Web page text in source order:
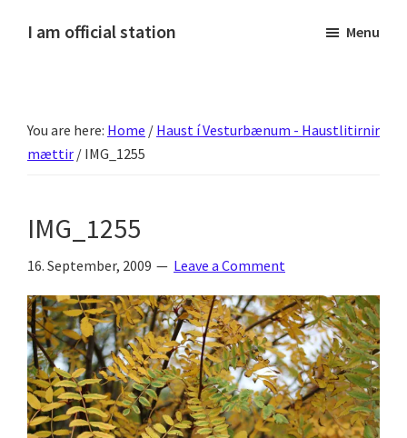
I am official station
fréttir
af
annað
skemmtilegt
:)
Menu
You are here: Home / Haust í Vesturbænum - Haustlitirnir
mættir / IMG_1255
IMG_1255
16. September, 2009 Leave a Comment